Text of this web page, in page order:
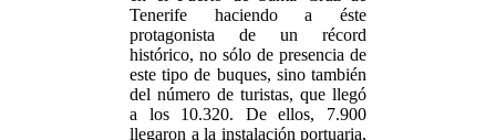
Tenerife haciendo a éste
protagonista de un récord
histórico, no sólo de presencia de
este tipo de buques, sino también
del número de turistas, que llegó
a los 10.320. De ellos, 7.900
llegaron a la instalación portuaria,